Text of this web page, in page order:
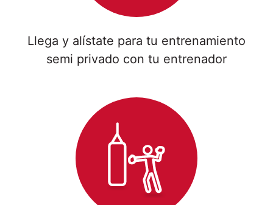
Llega y alístate para tu entrenamiento
semi privado con tu entrenador